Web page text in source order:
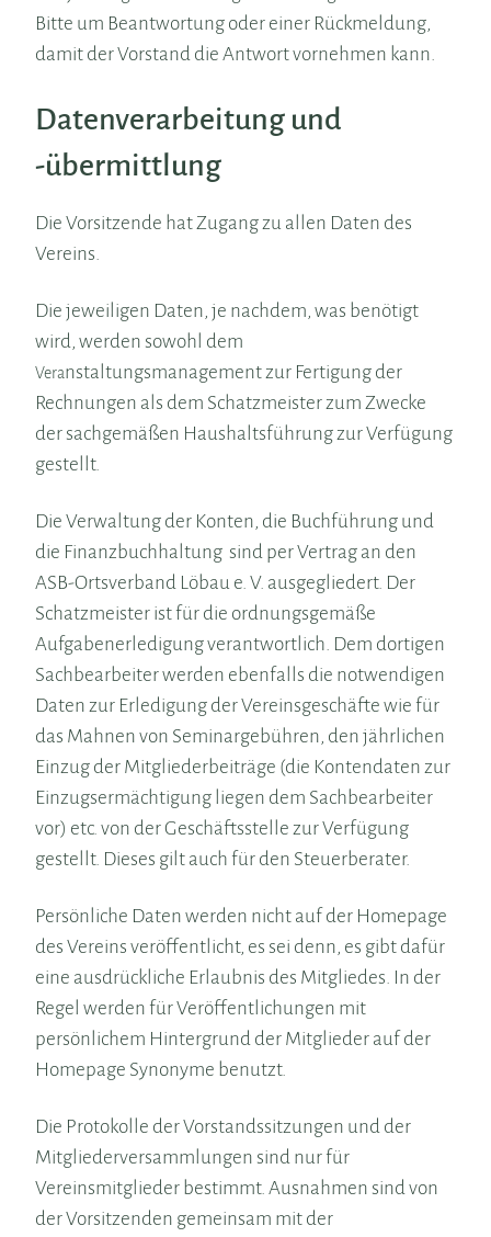
Bitte um Beantwortung oder einer Rückmeldung,
damit der Vorstand die Antwort vornehmen kann.
Datenverarbeitung und
-übermittlung
Die Vorsitzende hat Zugang zu allen Daten des
Vereins.
Die jeweiligen Daten, je nachdem, was benötigt
wird, werden sowohl dem
Veranstaltungsmanagement zur Fertigung der
Rechnungen als dem Schatzmeister zum Zwecke
der sachgemäßen Haushaltsführung zur Verfügung
gestellt.
Die Verwaltung der Konten, die Buchführung und
die Finanzbuchhaltung sind per Vertrag an den
ASB-Ortsverband Löbau e. V. ausgegliedert. Der
Schatzmeister ist für die ordnungsgemäße
Aufgabenerledigung verantwortlich. Dem dortigen
Sachbearbeiter werden ebenfalls die notwendigen
Daten zur Erledigung der Vereinsgeschäfte wie für
das Mahnen von Seminargebühren, den jährlichen
Einzug der Mitgliederbeiträge (die Kontendaten zur
Einzugsermächtigung liegen dem Sachbearbeiter
vor) etc. von der Geschäftsstelle zur Verfügung
gestellt. Dieses gilt auch für den Steuerberater.
Persönliche Daten werden nicht auf der Homepage
des Vereins veröffentlicht, es sei denn, es gibt dafür
eine ausdrückliche Erlaubnis des Mitgliedes. In der
Regel werden für Veröffentlichungen mit
persönlichem Hintergrund der Mitglieder auf der
Homepage Synonyme benutzt.
Die Protokolle der Vorstandssitzungen und der
Mitgliederversammlungen sind nur für
Vereinsmitglieder bestimmt. Ausnahmen sind von
der Vorsitzenden gemeinsam mit der